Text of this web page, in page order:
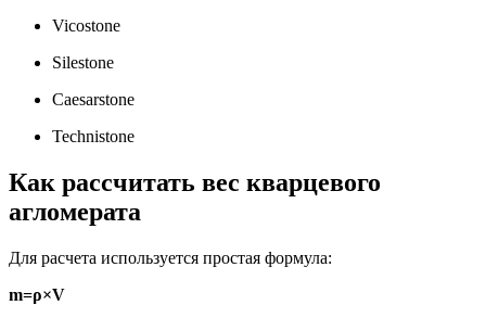
Vicostone
Silestone
Caesarstone
Technistone
Как рассчитать вес кварцевого
агломерата
Для расчета используется простая формула:
m=ρ×V